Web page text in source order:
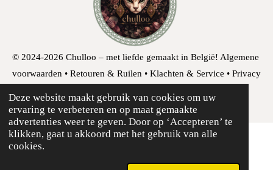
Deze website maakt gebruik van cookies om uw
ervaring te verbeteren en op maat gemaakte
advertenties weer te geven. Door op ‘Accepteren’ te
klikken, gaat u akkoord met het gebruik van alle
cookies.
© 2024-2026 Chulloo – met liefde gemaakt in België! Algemene
voorwaarden • Retouren & Ruilen • Klachten & Service • Privacy